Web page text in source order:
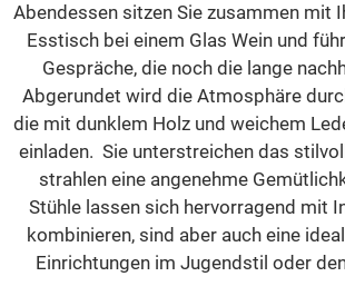
Abendessen sitzen Sie zusammen mit
Esstisch bei einem Glas Wein und
Gespräche, die noch die lange
Abgerundet wird die Atmosphäre
die mit dunklem Holz und weichem
einladen. Sie unterstreichen das
strahlen eine angenehme
Stühle lassen sich hervorragend mit
kombinieren, sind aber auch eine
Einrichtungen im Jugendstil oder